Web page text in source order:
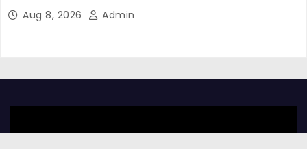
Aug 8, 2026 Admin